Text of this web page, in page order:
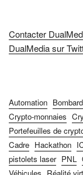
Contacter
DualMedia sur
Automation
Crypto-monnaies
Portefeuilles de
Cadre Hackathon
pistolets laser PNL